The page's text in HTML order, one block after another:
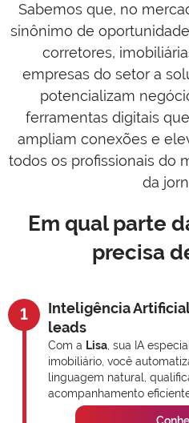
Sabemos que, no
sinônimo de
corretores,
empresas do setor a
potencializam
ferramentas digitais
ampliam conexões e
todos os profissionais do
da
Em qual parte
precisa
1
Inteligência
leads
Com a Lisa , sua IA
imobiliário, você
linguagem natural,
acompanhamento